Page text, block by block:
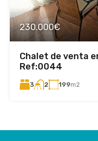
230.000€
Chalet de venta
Ref:0044
3 2 199m2